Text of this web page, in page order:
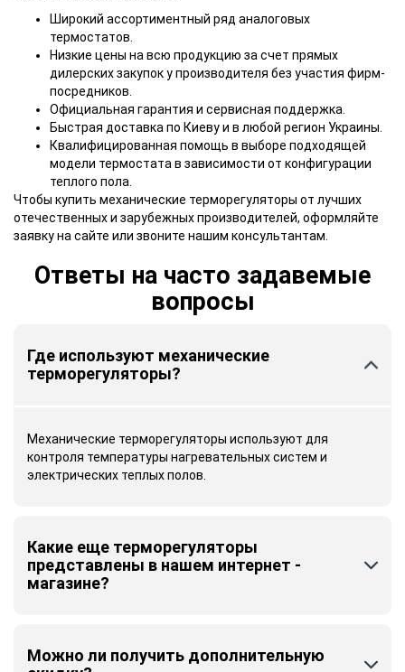
Широкий ассортиментный ряд аналоговых
термостатов.
Низкие цены на всю продукцию за счет прямых
дилерских закупок у производителя без участия фирм-
посредников.
Официальная гарантия и сервисная поддержка.
Быстрая доставка по Киеву и в любой регион Украины.
Квалифицированная помощь в выборе подходящей
модели термостата в зависимости от конфигурации
теплого пола.
Чтобы купить механические терморегуляторы от лучших
отечественных и зарубежных производителей, оформляйте
заявку на сайте или звоните нашим консультантам.
Ответы на часто задавемые
вопросы
Где используют механические
терморегуляторы?
Механические терморегуляторы используют для
контроля температуры нагревательных систем и
электрических теплых полов.
Какие еще терморегуляторы
представлены в нашем интернет -
магазине?
Можно ли получить дополнительную